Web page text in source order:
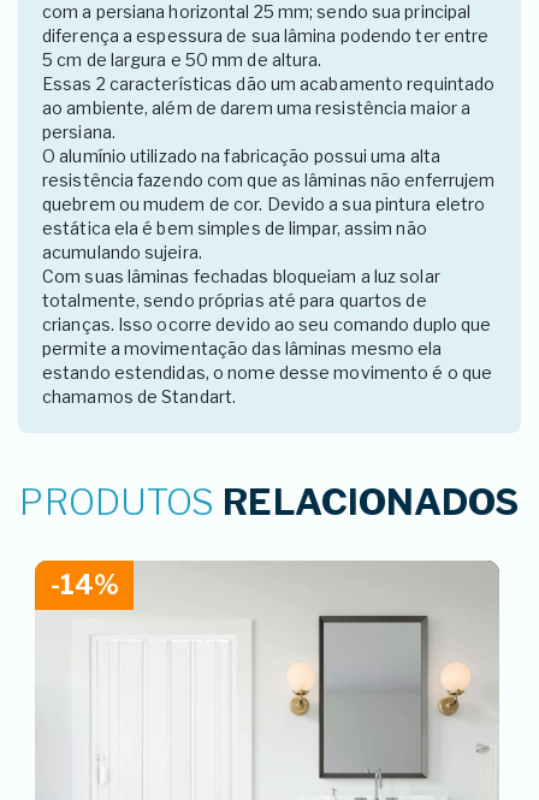
com a persiana horizontal 25 mm; sendo sua principal
diferença a espessura de sua lâmina podendo ter entre
5 cm de largura e 50 mm de altura.
Essas 2 características dão um acabamento requintado
ao ambiente, além de darem uma resistência maior a
persiana.
O alumínio utilizado na fabricação possui uma alta
resistência fazendo com que as lâminas não enferrujem
quebrem ou mudem de cor. Devido a sua pintura eletro
estática ela é bem simples de limpar, assim não
acumulando sujeira.
Com suas lâminas fechadas bloqueiam a luz solar
totalmente, sendo próprias até para quartos de
crianças. Isso ocorre devido ao seu comando duplo que
permite a movimentação das lâminas mesmo ela
estando estendidas, o nome desse movimento é o que
chamamos de Standart.
PRODUTOS RELACIONADOS
-14%